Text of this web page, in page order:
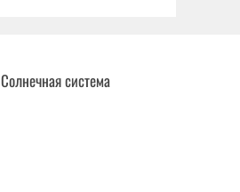
Солнечная система